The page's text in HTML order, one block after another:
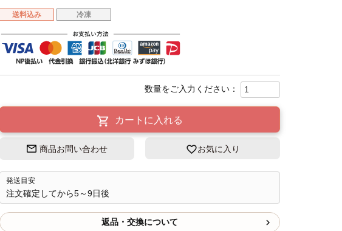
送料込み 冷凍
カートに入れる
商品お問い合わせ お気に入り
発送目安
注文確定してから5～9日後
返品・交換について